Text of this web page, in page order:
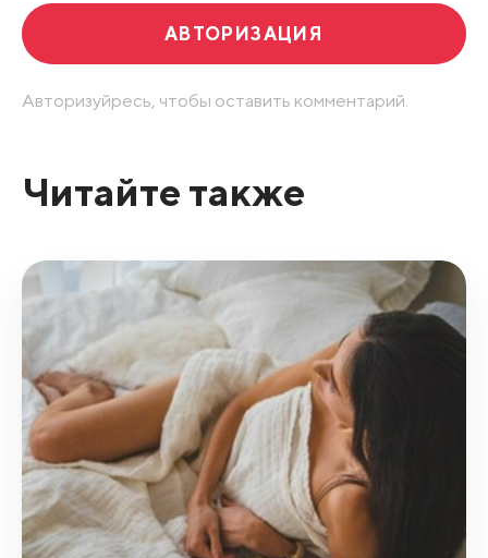
АВТОРИЗАЦИЯ
Авторизуйресь, чтобы оставить комментарий.
Читайте также